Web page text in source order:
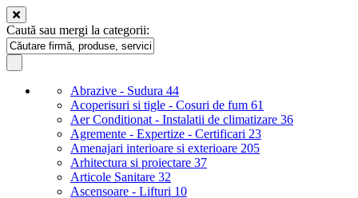
Caută sau mergi la categorii:
Abrazive - Sudura 44
Acoperisuri si tigle - Cosuri de fum 61
Aer Conditionat - Instalatii de climatizare 36
Agremente - Expertize - Certificari 23
Amenajari interioare si exterioare 205
Arhitectura si proiectare 37
Articole Sanitare 32
Ascensoare - Lifturi 10